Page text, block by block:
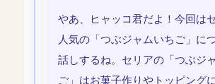
やあ、ヒャッコ君だよ！今回は
人気の「つぶジャムいちご」に
話しするね。セリアの「つぶジ
ご」はお菓子作りやトッピング